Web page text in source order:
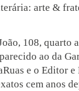
arte &
108, quarto
ao da
e o Editor
cem anos